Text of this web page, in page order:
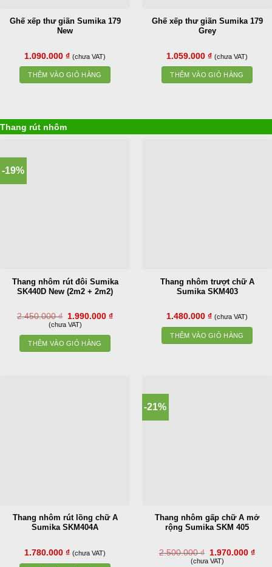
Ghế xếp thư giãn Sumika 179
New
1.090.000 ₫ (chưa VAT)
THÊM VÀO GIỎ HÀNG
Ghế xếp thư giãn Sumika 179
Grey
1.059.000 ₫ (chưa VAT)
THÊM VÀO GIỎ HÀNG
Thang rút nhôm
-19%
Thang nhôm rút đôi Sumika
SK440D New (2m2 + 2m2)
2.450.000₫
Giá
gốc
2.450.000 ₫.
1.990.000₫Giá
(chưa VAT)
THÊM VÀO GIỎ HÀNG
Thang nhôm trượt chữ A
Sumika SKM403
1.480.000 ₫ (chưa VAT)
THÊM VÀO GIỎ HÀNG
Thang nhôm rút lồng chữ A
Sumika SKM404A
1.780.000 ₫ (chưa VAT)
-21%
Thang nhôm gấp chữ A mở
rộng Sumika SKM 405
2.500.000₫
Giá
gốc
1.970.000₫Giá
(chưa VAT)